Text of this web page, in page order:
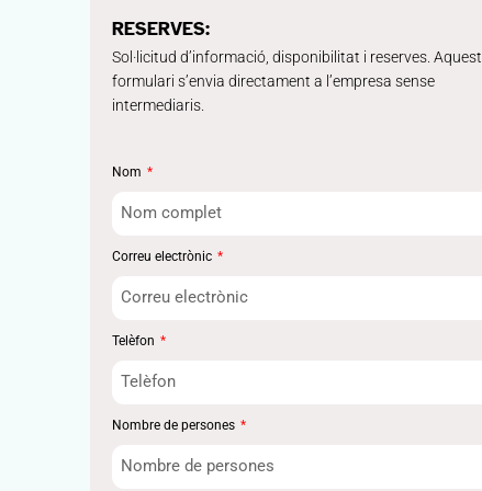
RESERVES:
Sol·licitud d’informació, disponibilitat i reserves. Aquest
formulari s’envia directament a l’empresa sense
intermediaris.
Nom
Correu electrònic
Telèfon
Nombre de persones